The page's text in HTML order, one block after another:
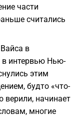
части
считались
в
в интервью Нью-
этим
будто «что-
верили, начинает
многие